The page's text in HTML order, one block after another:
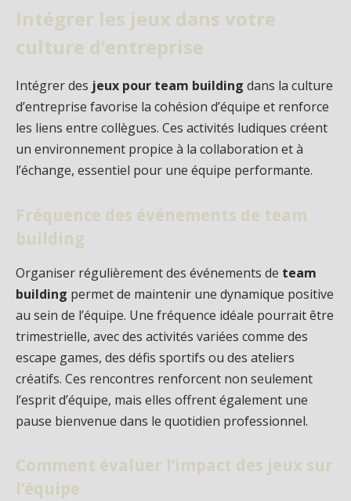
Intégrer les jeux dans votre
culture d’entreprise
Intégrer des jeux pour team building dans la culture
d’entreprise favorise la cohésion d’équipe et renforce
les liens entre collègues. Ces activités ludiques créent
un environnement propice à la collaboration et à
l’échange, essentiel pour une équipe performante.
Fréquence des événements de team
building
Organiser régulièrement des événements de team
building permet de maintenir une dynamique positive
au sein de l’équipe. Une fréquence idéale pourrait être
trimestrielle, avec des activités variées comme des
escape games, des défis sportifs ou des ateliers
créatifs. Ces rencontres renforcent non seulement
l’esprit d’équipe, mais elles offrent également une
pause bienvenue dans le quotidien professionnel.
Comment évaluer l’impact des jeux sur
l’équipe